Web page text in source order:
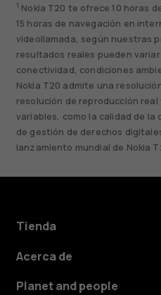
1 Nokia T20 te ofrece 10 horas
15 horas de navegación en
videollamada, según nuestras
resultados reales pueden
conectividad, condiciones
Nokia T20 admite una
resolución de reproducción
variables, como la calidad de
de gestión de derechos
lanzamiento mundial de Nokia
Tienda
Acerca de
Planet and people